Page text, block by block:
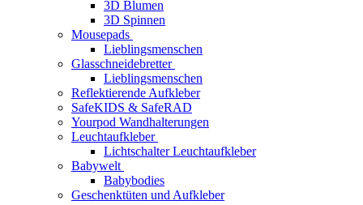
3D Blumen
3D Spinnen
Mousepads
Lieblingsmenschen
Glasschneidebretter
Lieblingsmenschen
Reflektierende Aufkleber
SafeKIDS & SafeRAD
Yourpod Wandhalterungen
Leuchtaufkleber
Lichtschalter Leuchtaufkleber
Babywelt
Babybodies
Geschenktüten und Aufkleber